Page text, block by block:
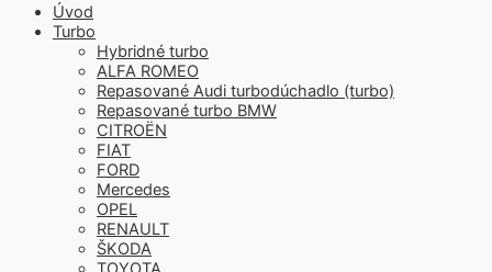
Úvod
Turbo
Hybridné turbo
ALFA ROMEO
Repasované Audi turbodúchadlo (turbo)
Repasované turbo BMW
CITROËN
FIAT
FORD
Mercedes
OPEL
RENAULT
ŠKODA